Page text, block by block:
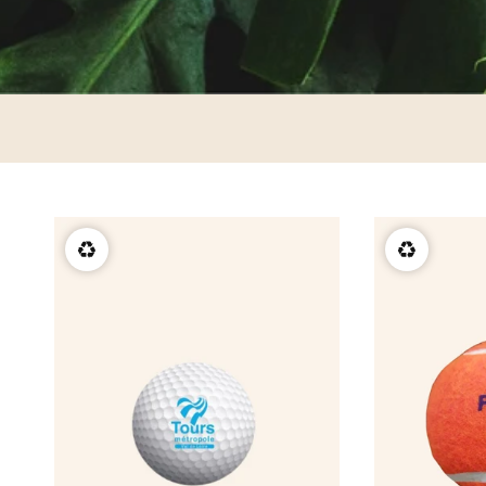
porte-clés
coffret
t-shirt
à partir de
♻️ ♻️